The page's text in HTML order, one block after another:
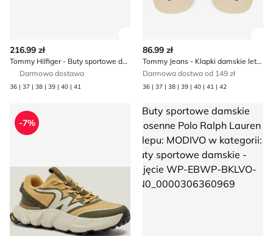
216.99 zł
Tommy Hilfiger - Buty sportowe damskie na wiosnę
Darmowa dostawa
36 | 37 | 38 | 39 | 40 | 41
86.99 zł
Tommy Jeans - Klapki damskie letnie
Darmowa dostwa od 149 zł
36 | 37 | 38 | 39 | 40 | 41 | 42
Buty sportowe damskie na wiosnę Weekend MaxMara
-7%
Buty sportowe damskie